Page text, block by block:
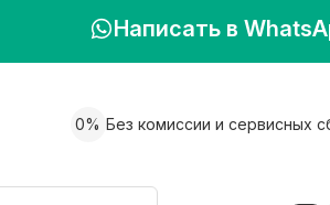
Написать в
0% Без комиссии и сервисных